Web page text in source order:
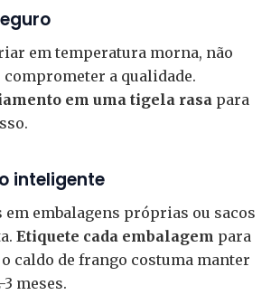
em temperatura morna, não
comprometer a qualidade.
em uma tigela rasa para
inteligente
em embalagens próprias ou sacos
Etiquete cada embalagem para
caldo de frango costuma manter
meses.